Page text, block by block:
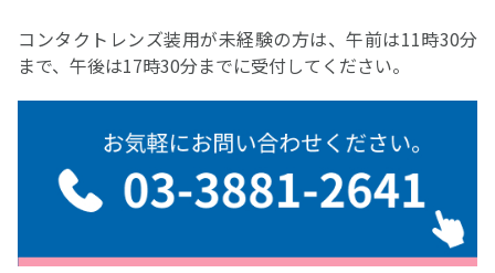
コンタクトレンズ装用が未経験の方は、午前は11時30分
まで、午後は17時30分までに受付してください。